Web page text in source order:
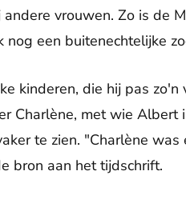
vrouwen. Zo is de
nog een buitenechtelijke
kinderen, die hij pas
Charlène, met wie
te zien. "Charlène
bron aan het tijdschrift.